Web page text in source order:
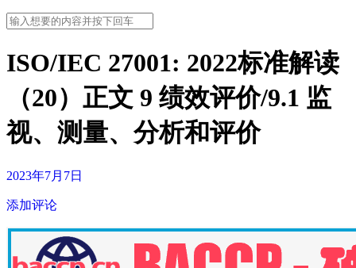
ISO/IEC 27001: 2022标准解读
（20）正文 9 绩效评价/9.1 监
视、测量、分析和评价
2023年7月7日
添加评论